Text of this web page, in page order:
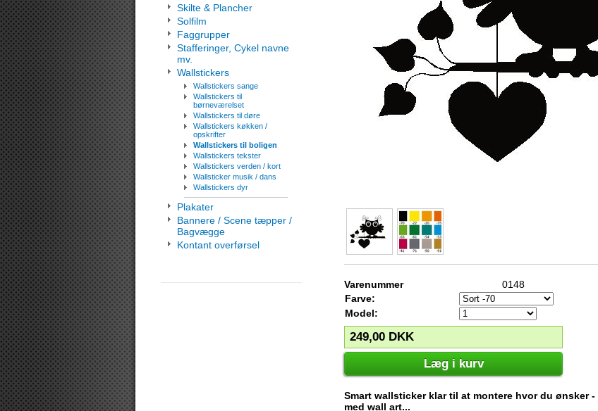
Skilte & Plancher
Solfilm
Faggrupper
Stafferinger, Cykel navne
mv.
Wallstickers
Wallstickers sange
Wallstickers til
børneværelset
Wallstickers til døre
Wallstickers køkken /
opskrifter
Wallstickers til boligen
Wallstickers tekster
Wallstickers verden / kort
Wallsticker musik / dans
Wallstickers dyr
Plakater
Bannere / Scene tæpper /
Bagvægge
Kontant overførsel
Varenummer
0148
Farve:
Model:
249,00 DKK
Læg i kurv
Smart wallsticker klar til at montere hvor du ønsker
med wall art...